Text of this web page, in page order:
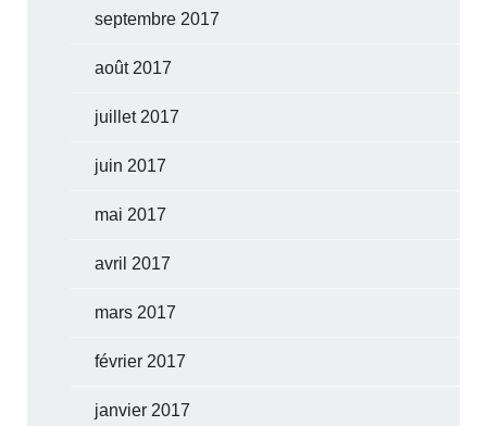
septembre 2017
août 2017
juillet 2017
juin 2017
mai 2017
avril 2017
mars 2017
février 2017
janvier 2017